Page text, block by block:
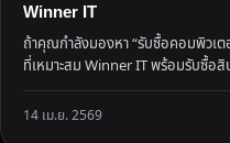
Winner IT
ถ้าคุณกำลังมองหา “รับซื้อคอมพิวเตอ
ที่เหมาะสม Winner IT พร้อมรับซื้อ
14 เม.ย. 2569